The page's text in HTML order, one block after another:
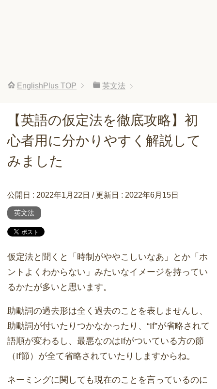
EnglishPlus TOP 英文法
【英語の仮定法を徹底攻略】初
心者用に分かりやすく解説して
みました
公開日 : 2022年1月22日 / 更新日 : 2022年6月15日
英文法
仮定法と聞くと「時制がややこしいなあ」とか「ホ
ントよくわからない」みたいなイメージを持ってい
るかたが多いと思います。
助動詞の過去形は全く過去のことを表しませんし、
助動詞が付いたりつかなかったり、“If”が省略されて
語順が変わるし、最悪なのはIfがついている方の節
（If節）が全て省略されていたりしますからね。
ネーミングに関しても現在のことを言っているのに